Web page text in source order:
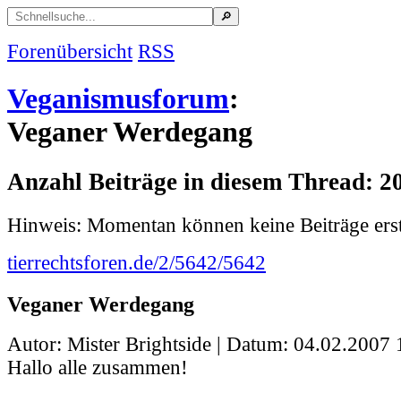
Forenübersicht RSS
Veganismusforum:
Veganer Werdegang
Anzahl Beiträge in diesem Thread:
Hinweis: Momentan können keine Beiträge
tierrechtsforen.de/2/5642/5642
Veganer Werdegang
Autor: Mister Brightside | Datum: 04.02.2007
Hallo alle zusammen!